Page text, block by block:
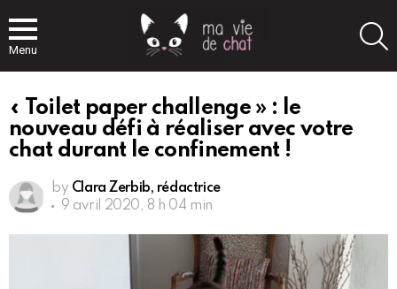
Menu
« Toilet paper challenge » : le
nouveau défi à réaliser avec votre
chat durant le confinement !
by Clara Zerbib, rédactrice
9 avril 2020, 8 h 04 min